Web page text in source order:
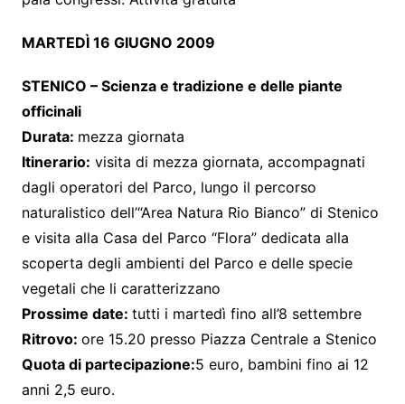
MARTEDÌ 16 GIUGNO 2009
STENICO – Scienza e tradizione e delle piante
officinali
Durata: mezza giornata
Itinerario: visita di mezza giornata, accompagnati
dagli operatori del Parco, lungo il percorso
naturalistico dell’“Area Natura Rio Bianco” di Stenico
e visita alla Casa del Parco “Flora” dedicata alla
scoperta degli ambienti del Parco e delle specie
vegetali che li caratterizzano
Prossime date: tutti i martedì fino all’8 settembre
Ritrovo: ore 15.20 presso Piazza Centrale a Stenico
Quota di partecipazione:5 euro, bambini fino ai 12
anni 2,5 euro.